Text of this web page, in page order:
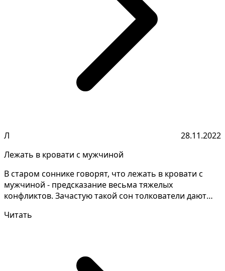
Л
28.11.2022
Лежать в кровати с мужчиной
В старом соннике говорят, что лежать в кровати с
мужчиной - предсказание весьма тяжелых
конфликтов. Зачастую такой сон толкователи дают
Читать